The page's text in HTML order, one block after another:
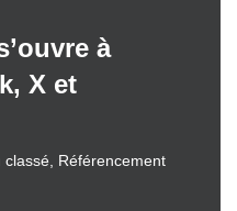
à
X et
classé, Référencement